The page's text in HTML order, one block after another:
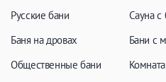
Бассейн
Русские бани
Баня на дровах
Общественные бани
Сауна с
Бани с